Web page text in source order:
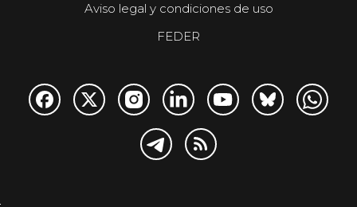
Aviso legal y condiciones de uso
FEDER